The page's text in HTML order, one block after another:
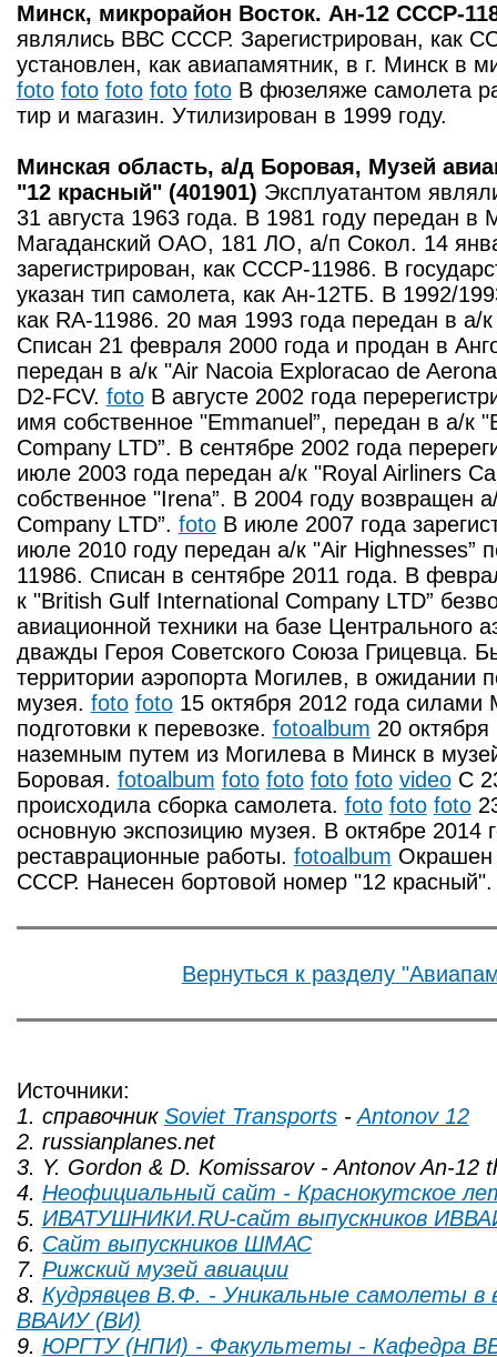
Минск, микрорайон Восток. Ан-12 CCCP-
являлись ВВС СССР. Зарегистрирован, как
установлен, как авиапамятник, в г. Минск в
foto foto foto foto fotoВ фюзеляже самолета
тир и магазин. Утилизирован в 1999 году.
Минская область, а/д Боровая, Музей
"12 красный" (401901) Эксплуатантом
31 августа 1963 года. В 1981 году передан
Магаданский ОАО, 181 ЛО, а/п Сокол. 14
зарегистрирован, как СССР-11986. В
указан тип самолета, как Ан-12ТБ. В 1992/
как RA-11986. 20 мая 1993 года передан в а/
Списан 21 февраля 2000 года и продан в
передан в а/к "Air Nacoia Exploracao de
D2-FCV. fotoВ августе 2002 года
имя собственное "Emmanuel”, передан в а/к
Company LTD”. В сентябре 2002 года
июле 2003 года передан а/к "Royal Airliners
собственное "Irena”. В 2004 году возвращен
Company LTD”. fotoВ июле 2007 года
июле 2010 году передан а/к "Air Highnesses”
11986. Списан в сентябре 2011 года. В
к "British Gulf International Company LTD”
авиационной техники на базе
дважды Героя Советского Союза Грицевца.
территории аэропорта Могилев, в ожидании
музея. foto foto15 октября 2012 года силами
подготовки к перевозке. fotoalbum 20
наземным путем из Могилева в Минск в
Боровая. fotoalbum foto foto foto foto videoС
происходила сборка самолета. foto foto foto
основную экспозицию музея. В октябре 2014
реставрационные работы. fotoalbum Окрашен
СССР. Нанесен бортовой номер "12
Вернуться к разделу
Источники:
1. справочник Soviet Transports-Antonov 12
2. russianplanes.net
3. Y. Gordon & D. Komissarov - Antonov An-12
4. Неофициальный сайт - Краснокутское
5. ИВАТУШНИКИ.RU-сайт выпускников
6. Сайт выпускников ШМАС
7. Рижский музей авиации
8. Кудрявцев В.Ф. - Уникальные самолеты в
ВВАИУ (ВИ)
9. ЮРГТУ (НПИ) - Факультеты - Кафедра